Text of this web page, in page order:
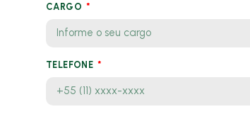
CARGO
TELEFONE